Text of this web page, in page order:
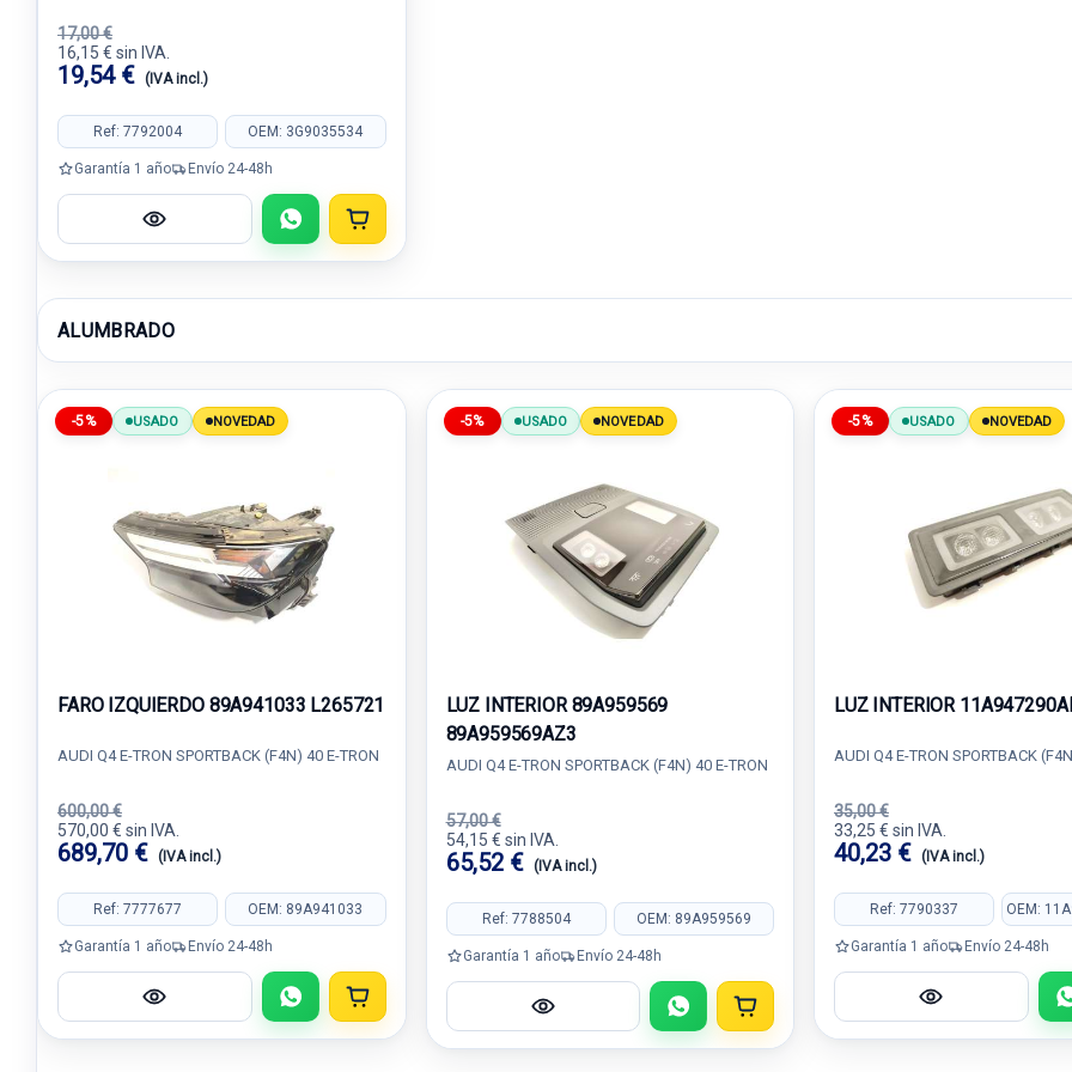
17,00 €
16,15 € sin IVA.
19,54 € (IVA incl.)
Ref: 7792004 OEM: 3G9035534
Garantía 1 año Envío 24-48h
ALUMBRADO
-5% USADO NOVEDAD
FARO IZQUIERDO 89A941033 L265721
AUDI Q4 E-TRON SPORTBACK (F4N) 40 E-TRON
600,00 €
570,00 € sin IVA.
689,70 € (IVA incl.)
Ref: 7777677 OEM: 89A941033
Garantía 1 año Envío 24-48h
-5% USADO NOVEDAD
LUZ INTERIOR 89A959569
89A959569AZ3
AUDI Q4 E-TRON SPORTBACK (F4N) 40 E-TRON
57,00 €
54,15 € sin IVA.
65,52 € (IVA incl.)
Ref: 7788504 OEM: 89A959569
Garantía 1 año Envío 24-48h
-5% USADO NOVEDAD
LUZ INTERIOR
AUDI Q4 E-TRON SPORTBACK
35,00 €
33,25 € sin IVA.
40,23 € (IVA incl.)
Ref: 7790337 OEM:
Garantía 1 año Envío 24-48h